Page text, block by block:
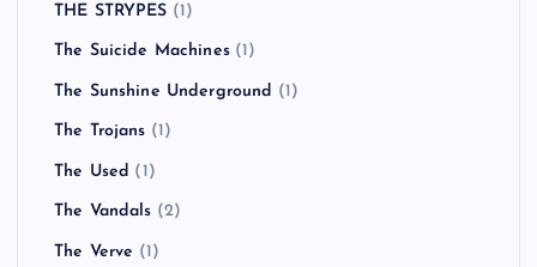
THE STRYPES (1)
The Suicide Machines(1)
The Sunshine Underground (1)
The Trojans (1)
The Used (1)
The Vandals (2)
The Verve (1)